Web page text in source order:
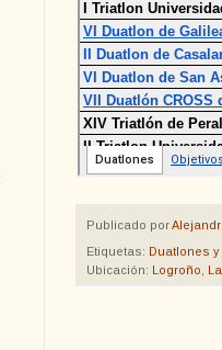
Publicado por
Etiquetas: Duatlones
Ubicación: Logroño,